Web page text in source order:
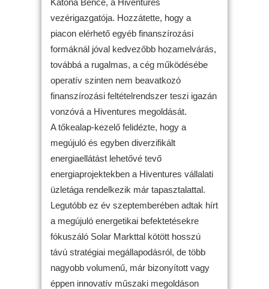
vezérigazgatója. Hozzátette, hogy a
piacon elérhető egyéb finanszírozási
formáknál jóval kedvezőbb hozamelvárás,
továbbá a rugalmas, a cég működésébe
operatív szinten nem beavatkozó
finanszírozási feltételrendszer teszi igazán
vonzóvá a Hiventures megoldását.
A tőkealap-kezelő felidézte, hogy a
megújuló és egyben diverzifikált
energiaellátást lehetővé tevő
energiaprojektekben a Hiventures vállalati
üzletága rendelkezik már tapasztalattal.
Legutóbb ez év szeptemberében adtak hírt
a megújuló energetikai befektetésekre
fókuszáló Solar Markttal kötött hosszú
távú stratégiai megállapodásról, de több
nagyobb volumenű, már bizonyított vagy
éppen innovatív műszaki megoldáson